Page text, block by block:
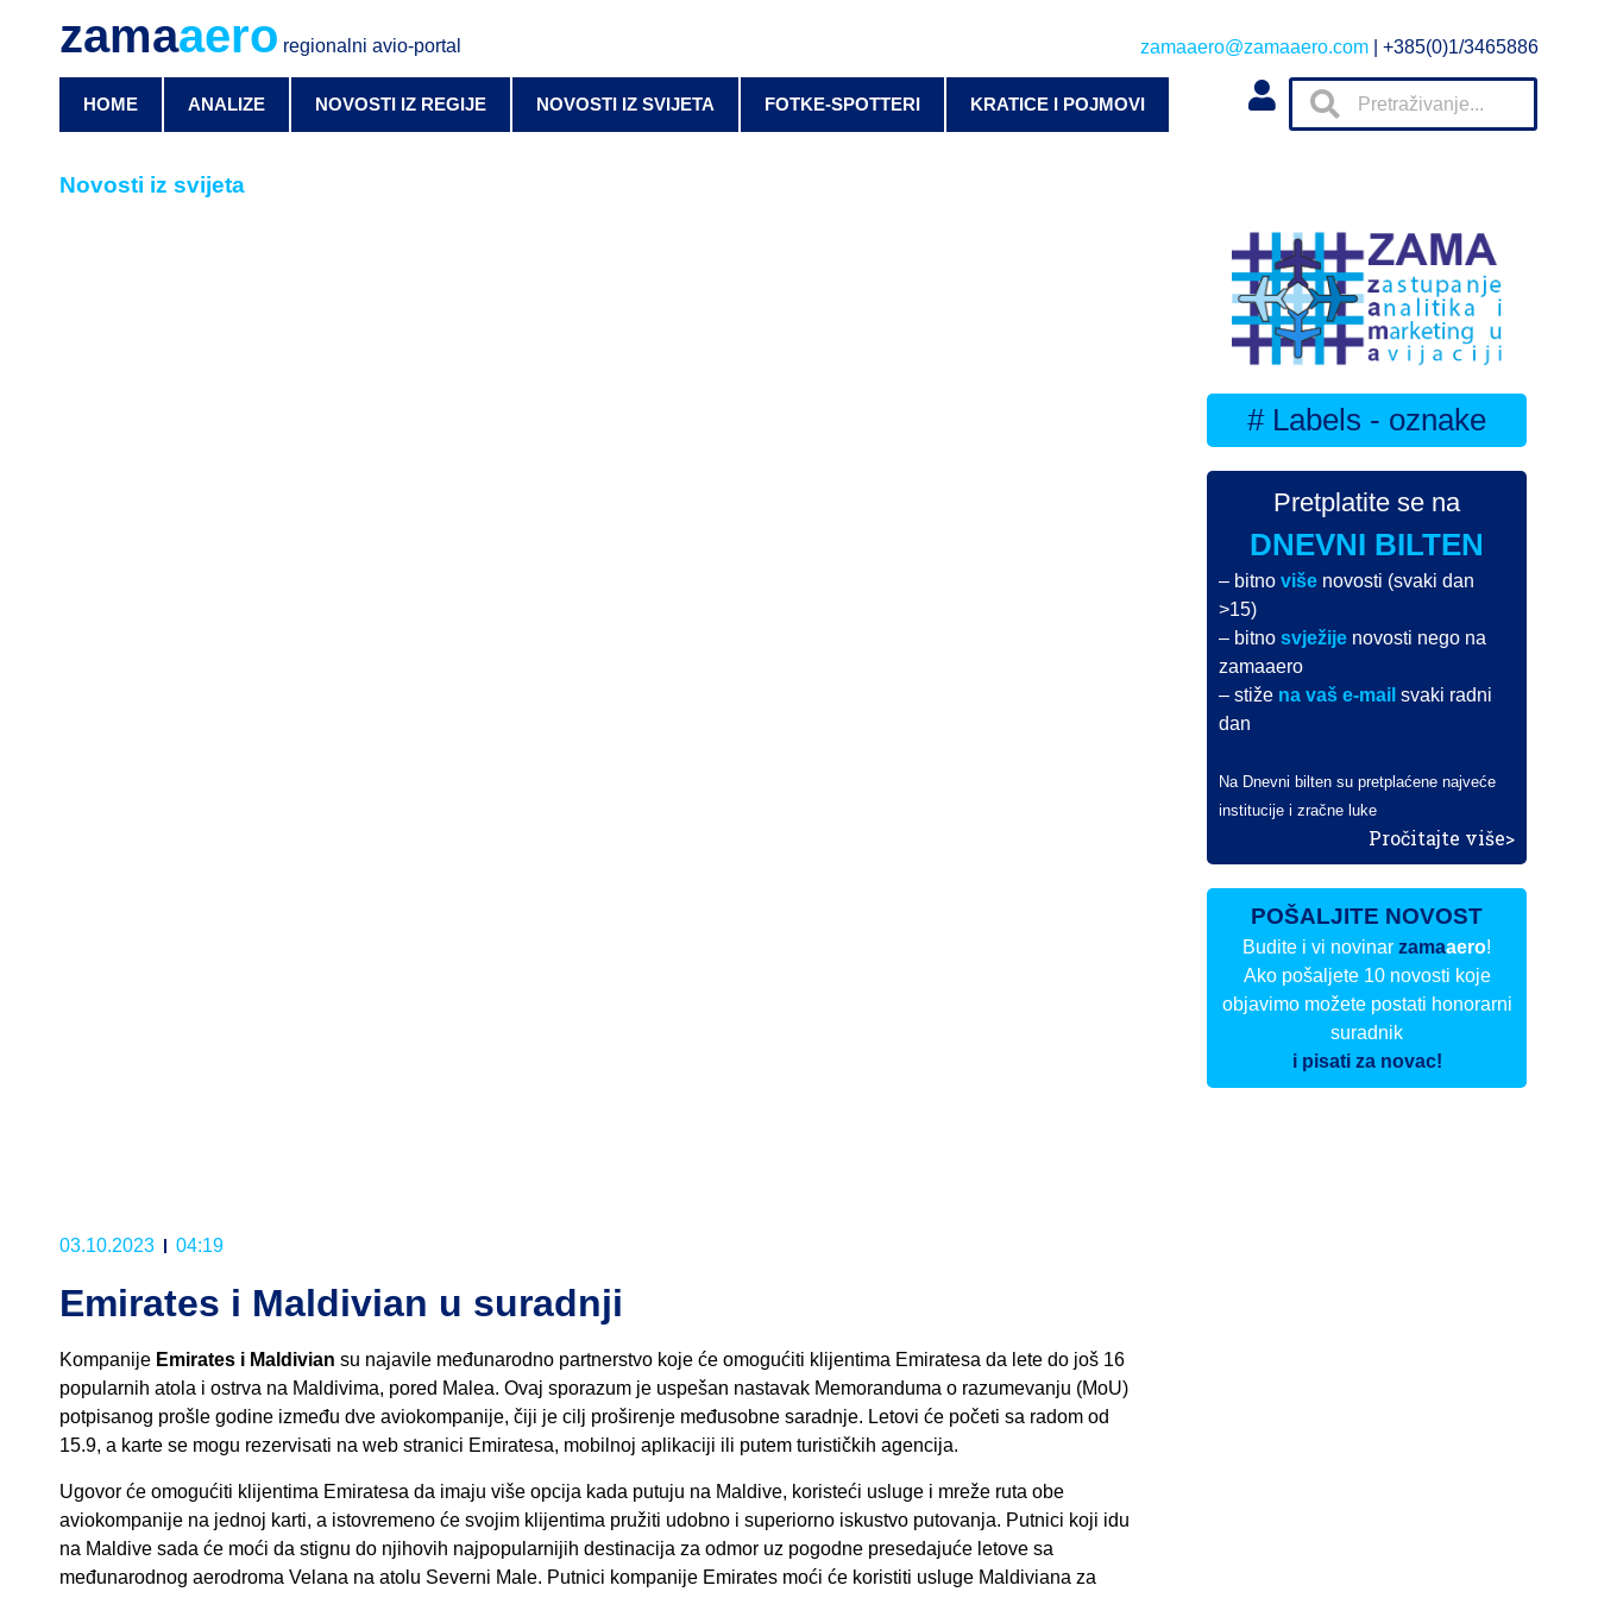
zamaaero regionalni avio-portal zamaaero@zamaaero.com | +385(0)1/3465886
HOME ANALIZE NOVOSTI IZ REGIJE NOVOSTI IZ SVIJETA FOTKE-SPOTTERI KRATICE I POJMOVI
Novosti iz svijeta
03.10.2023 04:19
Emirates i Maldivian u suradnji
Kompanije Emirates i Maldivian su najavile međunarodno partnerstvo koje će omogućiti klijentima Emiratesa da lete do još 16
popularnih atola i ostrva na Maldivima, pored Malea. Ovaj sporazum je uspešan nastavak Memoranduma o razumevanju (MoU)
potpisanog prošle godine između dve aviokompanije, čiji je cilj proširenje međusobne saradnje. Letovi će početi sa radom od
15.9, a karte se mogu rezervisati na web stranici Emiratesa, mobilnoj aplikaciji ili putem turističkih agencija.
Ugovor će omogućiti klijentima Emiratesa da imaju više opcija kada putuju na Maldive, koristeći usluge i mreže ruta obe
aviokompanije na jednoj karti, a istovremeno će svojim klijentima pružiti udobno i superiorno iskustvo putovanja. Putnici koji idu
na Maldive sada će moći da stignu do njihovih najpopularnijih destinacija za odmor uz pogodne presedajuće letove sa
međunarodnog aerodroma Velana na atolu Severni Male. Putnici kompanije Emirates moći će koristiti usluge Maldiviana za
# Labels - oznake
Pretplatite se na
DNEVNI BILTEN
– bitnoviše novosti (svaki dan
>15)
– bitnosvježije novosti nego na
zamaaero
– stiže na vaš e-mail svaki radni
dan
Na Dnevni bilten su pretplaćene najveće
institucije i zračne luke
Pročitajte više>
POŠALJITE NOVOST
Budite i vi novinarzamaaero!
Ako pošaljete 10 novosti koje
objavimo možete postati honorarni
suradnik
i pisati za novac!